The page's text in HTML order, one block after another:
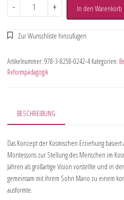
- + In den Warenkorb
Artikelnummer: 978-3-8258-0242-4 Kategorien:
Reformpädagogik
BESCHREIBUNG
Das Konzept der Kosmischen Erziehung
Montessoris zur Stellung des Menschen im
Jahren als großartige Vision vorstellte und in
gemeinsam mit ihrem Sohn Mario zu einem
ausformte.